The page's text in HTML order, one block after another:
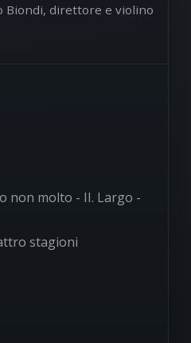
Biondi, direttore e violino
non molto - II. Largo -
stagioni